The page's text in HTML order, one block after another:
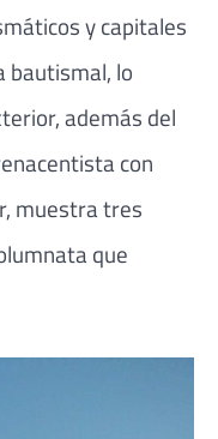
y capitales
bautismal, lo
además del
con
muestra tres
que